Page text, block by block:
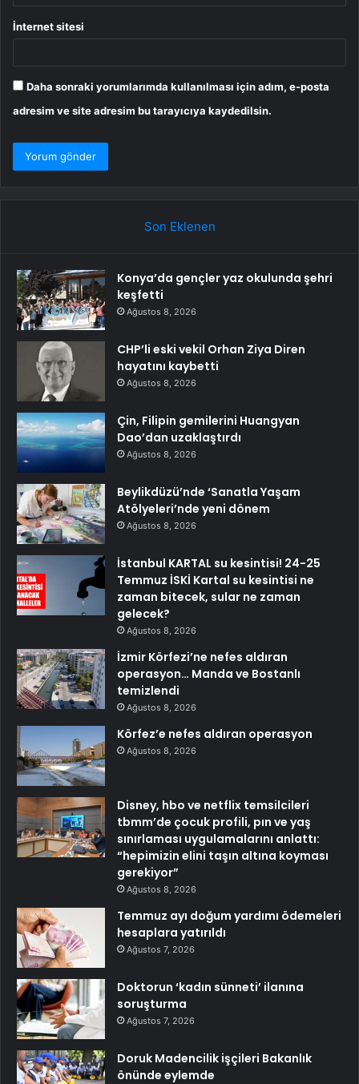
İnternet sitesi
Daha sonraki yorumlarımda kullanılması için adım, e-posta
adresim ve site adresim bu tarayıcıya kaydedilsin.
Son Eklenen
Konya’da gençler yaz okulunda şehri
keşfetti
Ağustos 8, 2026
CHP’li eski vekil Orhan Ziya Diren
hayatını kaybetti
Ağustos 8, 2026
Çin, Filipin gemilerini Huangyan
Dao’dan uzaklaştırdı
Ağustos 8, 2026
Beylikdüzü’nde ‘Sanatla Yaşam
Atölyeleri’nde yeni dönem
Ağustos 8, 2026
İstanbul KARTAL su kesintisi! 24-25
Temmuz İSKİ Kartal su kesintisi ne
zaman bitecek, sular ne zaman
gelecek?
Ağustos 8, 2026
İzmir Körfezi’ne nefes aldıran
operasyon… Manda ve Bostanlı
temizlendi
Ağustos 8, 2026
Körfez’e nefes aldıran operasyon
Ağustos 8, 2026
Disney, hbo ve netflix temsilcileri
tbmm’de çocuk profili, pın ve yaş
sınırlaması uygulamalarını anlattı:
“hepimizin elini taşın altına koyması
gerekiyor”
Ağustos 8, 2026
Temmuz ayı doğum yardımı ödemeleri
hesaplara yatırıldı
Ağustos 7, 2026
Doktorun ‘kadın sünneti’ ilanına
soruşturma
Ağustos 7, 2026
Doruk Madencilik işçileri Bakanlık
önünde eylemde